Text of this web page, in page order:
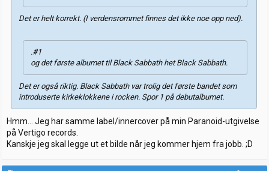
Det er helt korrekt. (I verdensrommet finnes det ikke noe opp ned).
.#1
og det første albumet til Black Sabbath het Black Sabbath.
Det er også riktig. Black Sabbath var trolig det første bandet som
introduserte kirkeklokkene i rocken. Spor 1 på debutalbumet.
Hmm... Jeg har samme label/innercover på min Paranoid-utgivelse
på Vertigo records.
Kanskje jeg skal legge ut et bilde når jeg kommer hjem fra jobb. ;D